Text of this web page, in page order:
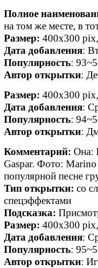
Полное
на том же месте, в
Размер: 400x300
Дата добавления:
Популярность:
Автор открытки:
Размер: 400x300
Дата добавления:
Популярность:
Автор открытки:
Комментарий: Она:
Gaspar. Фото:
популярной песне
Тип открытки: со
спецэффектами
Подсказка:
Размер: 400x300
Дата добавления:
Популярность:
Автор открытки: